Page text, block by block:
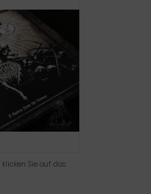
Sie auf das